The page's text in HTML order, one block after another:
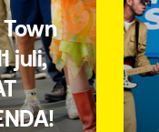
juli,